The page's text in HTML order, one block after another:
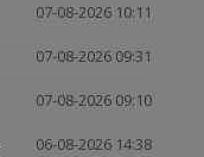
07-08-2026 10:11
07-08-2026 09:31
07-08-2026 09:10
06-08-2026 14:38